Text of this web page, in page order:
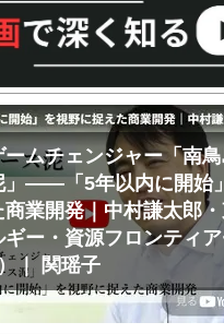
ームチェンジャー「南
」――「5年以内に開始
業開発｜中村謙太郎
ギー・資源フロンティ
｜ 関瑶子